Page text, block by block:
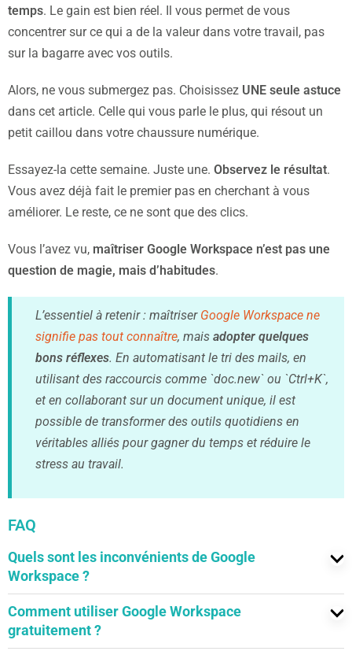
temps. Le gain est bien réel. Il vous permet de vous
concentrer sur ce qui a de la valeur dans votre travail, pas
sur la bagarre avec vos outils.
Alors, ne vous submergez pas. Choisissez UNE seule astuce
dans cet article. Celle qui vous parle le plus, qui résout un
petit caillou dans votre chaussure numérique.
Essayez-la cette semaine. Juste une. Observez le résultat.
Vous avez déjà fait le premier pas en cherchant à vous
améliorer. Le reste, ce ne sont que des clics.
Vous l’avez vu, maîtriser Google Workspace n’est pas une
question de magie, mais d’habitudes.
L’essentiel à retenir : maîtriser Google Workspace ne
signifie pas tout connaître, mais adopter quelques
bons réflexes. En automatisant le tri des mails, en
utilisant des raccourcis comme `doc.new` ou `Ctrl+K`,
et en collaborant sur un document unique, il est
possible de transformer des outils quotidiens en
véritables alliés pour gagner du temps et réduire le
stress au travail.
FAQ
Quels sont les inconvénients de Google
Workspace ?
Google Workspace peut parfois dérouter, car sa richesse
donne l’impression de n’utiliser qu’une petite partie de
ses capacités. Sans un minimum d’accompagnement,
Comment utiliser Google Workspace
gratuitement ?